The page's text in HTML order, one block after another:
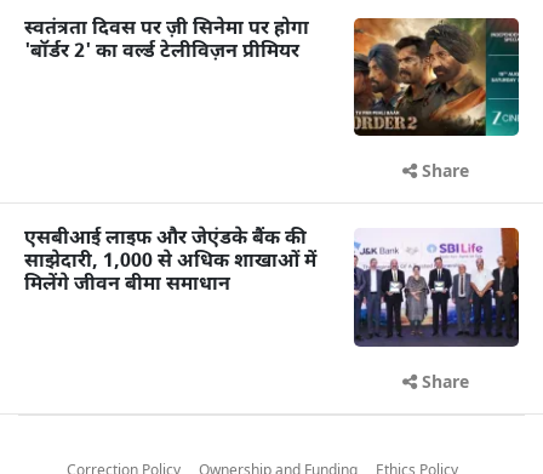
स्वतंत्रता दिवस पर ज़ी सिनेमा पर होगा
'बॉर्डर 2' का वर्ल्ड टेलीविज़न प्रीमियर
Share
एसबीआई लाइफ और जेएंडके बैंक की
साझेदारी, 1,000 से अधिक शाखाओं में
मिलेंगे जीवन बीमा समाधान
Share